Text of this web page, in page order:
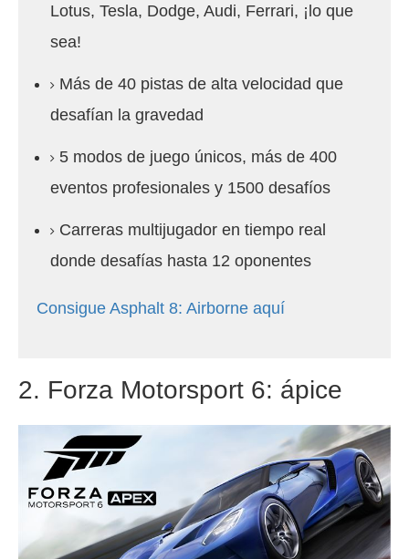
Lotus, Tesla, Dodge, Audi, Ferrari, ¡lo que
sea!
Más de 40 pistas de alta velocidad que
desafían la gravedad
5 modos de juego únicos, más de 400
eventos profesionales y 1500 desafíos
Carreras multijugador en tiempo real
donde desafías hasta 12 oponentes
Consigue Asphalt 8: Airborne aquí
2. Forza Motorsport 6: ápice